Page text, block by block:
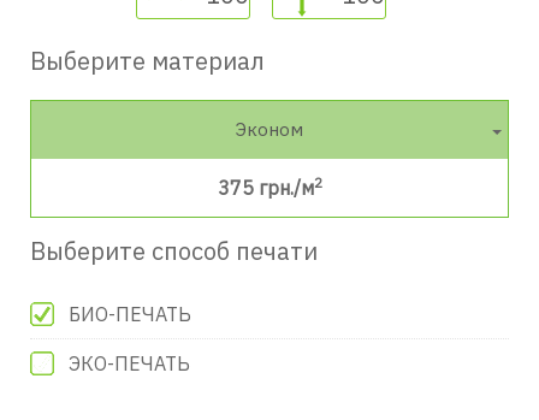
Выберите материал
Эконом
375 грн./м2
Выберите способ печати
БИО-ПЕЧАТЬ
ЭКО-ПЕЧАТЬ